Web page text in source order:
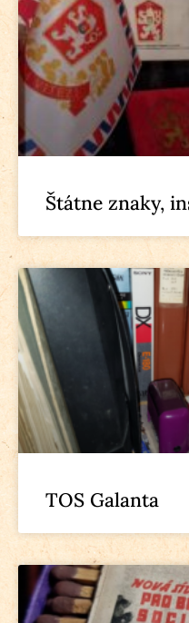
Štátne znaky,
TOS Galanta